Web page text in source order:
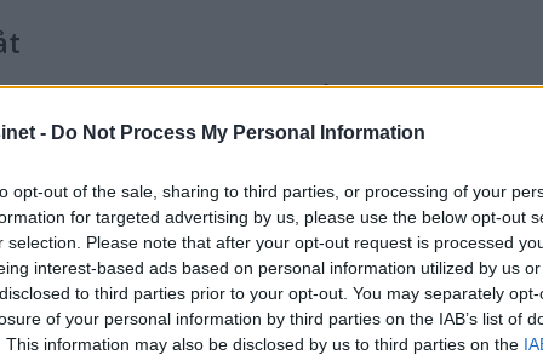
- Do Not Process My Personal Information
opt-out of the sale, sharing to third parties, or processing of your
for targeted advertising by us, please use the below opt-out
selection. Please note that after your opt-out request is processed
interest-based ads based on personal information utilized by us
to third parties prior to your opt-out. You may separately
of your personal information by third parties on the IAB’s list of
This information may also be disclosed by us to third parties on the
en moderne walkaround-kabinbåt med mange
eksteriør effektivt, og den tilbyr eksepsjonell verdi
Coupe 780.